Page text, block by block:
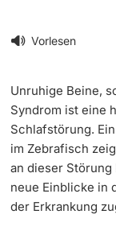
weitere
weitere
Ehrungen &
Newsletter
Universität in
‡ ‡ ‡ ‡ ‡ ‡ ‡ ‡ ‡ ‡ ‡ ‡
‡ ‡ ‡ ‡ ‡ ‡ ‡ ‡ ‡ ‡ ‡ ‡
‡ ‡ ‡ ‡ ‡ ‡ ‡ ‡ ‡ ‡ ‡ ‡ ‡
Lehre
‡ ‡ ‡ ‡ ‡ ‡ ‡ ‡ ‡ ‡ ‡ ‡ ‡
Vorlesen
Unruhige Beine,
Syndrom ist eine
Schlafstörung.
im Zebrafisch
an dieser
neue Einblicke in
der Erkrankung